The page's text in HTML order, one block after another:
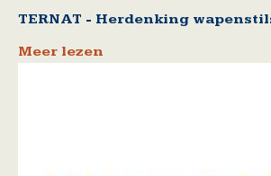
TERNAT - Herdenking
Meer lezen